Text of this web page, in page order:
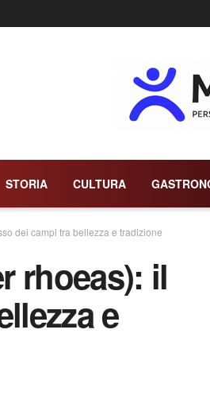
STORIA CULTURA
dei campi tra bellezza e tradizione
rhoeas): il
e